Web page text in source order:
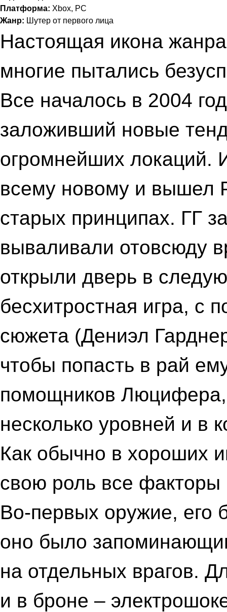
Платформа: Xbox, PC
Жанр: Шутер от первого лица
Настоящая икона
многие пытались
Все началось в 2004
заложивший новые
огромнейших локаций.
всему новому и вышел
старых принципах. ГГ
вываливали отовсюду
открыли дверь в
бесхитростная игра, с
сюжета (Дениэл
чтобы попасть в рай
помощников Люцифера,
несколько уровней и в
Как обычно в хороших
свою роль все факторы
Во-первых оружие, его
оно было
на отдельных врагов.
и в броне –